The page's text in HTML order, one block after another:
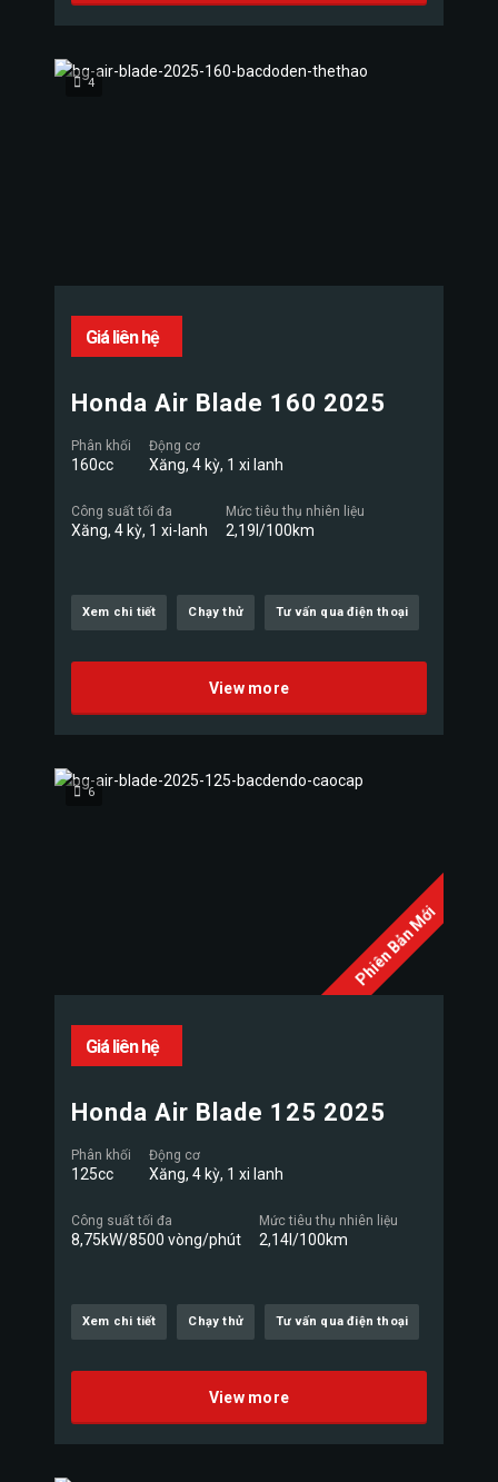
4
Giá liên hệ
Honda Air Blade 160 2025
Phân khối
160cc
Động cơ
Xăng, 4 kỳ, 1 xi lanh
Công suất tối đa
Xăng, 4 kỳ, 1 xi-lanh
Mức tiêu thụ nhiên liệu
2,19l/100km
Xem chi tiết Chạy thử Tư vấn qua điện thoại
View more
Phiên Bản Mới
6
Giá liên hệ
Honda Air Blade 125 2025
Phân khối
125cc
Động cơ
Xăng, 4 kỳ, 1 xi lanh
Công suất tối đa
8,75kW/8500 vòng/phút
Mức tiêu thụ nhiên liệu
2,14l/100km
Xem chi tiết Chạy thử Tư vấn qua điện thoại
View more